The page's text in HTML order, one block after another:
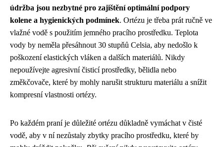
údržba jsou nezbytné pro zajištění optimální podpory
kolene a hygienických podmínek. Ortézu je třeba prát ručně ve
vlažné vodě s použitím jemného pracího prostředku. Teplota
vody by neměla přesáhnout 30 stupňů Celsia, aby nedošlo k
poškození elastických vláken a dalších materiálů. Nikdy
nepoužívejte agresivní čisticí prostředky, bělidla nebo
změkčovače, které by mohly narušit strukturu materiálu a snížit
kompresní vlastnosti ortézy.
Po každém praní je důležité ortézu důkladně vymáchat v čisté
vodě, aby v ní nezůstaly zbytky pracího prostředku, které by